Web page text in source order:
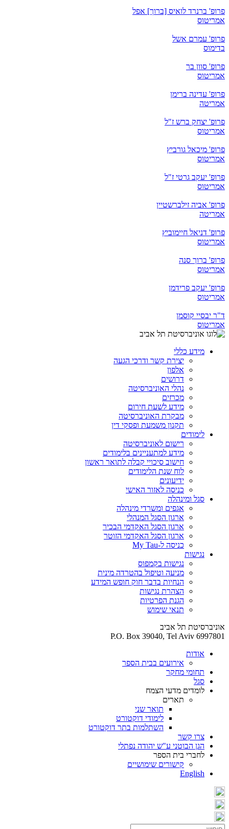
פרופ' ברנרד לואיס [ברוך] אפל
אמריטוס
פרופ' עמרם אשל
בדימוס
פרופ' סוון בר
אמריטוס
פרופ' עדינה ברימן
אמריטה
פרופ' יצחק ברש ז"ל
אמריטוס
פרופ' מיכאל גורביץ
אמריטוס
פרופ' יעקב גרטי ז"ל
אמריטוס
פרופ' אביה זילברשטיין
אמריטה
פרופ' דניאל חיימוביץ
אמריטוס
פרופ' ברוך סנה
אמריטוס
פרופ' יעקב פרידמן
אמריטוס
ד"ר יבסיי קוסמן
אמריטוס
מידע כללי
יצירת קשר ודרכי הגעה
אלפון
דרושים
נהלי האוניברסיטה
מכרזים
מידע לשעת חירום
מבקרת האוניברסיטה
תקנון משמעת ופסקי דין
לימודים
רישום לאוניברסיטה
מידע למתעניינים בלימודים
חישוב סיכויי קבלה לתואר ראשון
לוח שנת הלימודים
ידיעונים
כניסה לאזור האישי
סגל ומינהלה
אגפים ומשרדי מינהלה
ארגון הסגל המנהלי
ארגון הסגל האקדמי הבכיר
ארגון הסגל האקדמי הזוטר
כניסה ל-My Tau
נגישות
נגישות בקמפוס
מניעה וטיפול בהטרדה מינית
הנחיות בדבר חוק חופש המידע
הצהרת נגישות
הגנת הפרטיות
תנאי שימוש
אוניברסיטת תל אביב
P.O. Box 39040, Tel Aviv 6997801
אודות
אירועים בבית הספר
תחומי מחקר
סגל
לומדים מדעי הצמח
תארים
תואר שני
לימודי דוקטורט
השתלמות בתר דוקטורט
צרו קשר
הגן הבוטני ע"ש יהודה נפתלי
לחברי בית הספר
קישורים שימושיים
English